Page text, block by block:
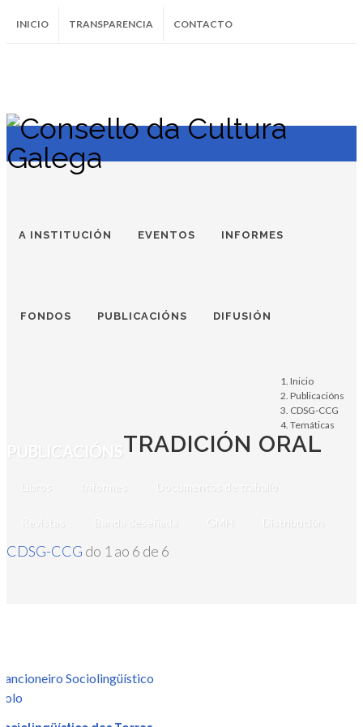
INICIO TRANSPARENCIA CONTACTO
InstagramFacebookTwitter Soundcloud
Youtube
A INSTITUCIÓN EVENTOS INFORMES
FONDOS PUBLICACIÓNS DIFUSIÓN
PUBLICACIÓNS
Libros Informes Documentos de traballo
Revistas Banda deseñada GMH Distribución
TRADICIÓN ORAL
CDSG-CCG do 1 ao 6 de 6
Inicio
Publicacións
CDSG-CCG
Temáticas